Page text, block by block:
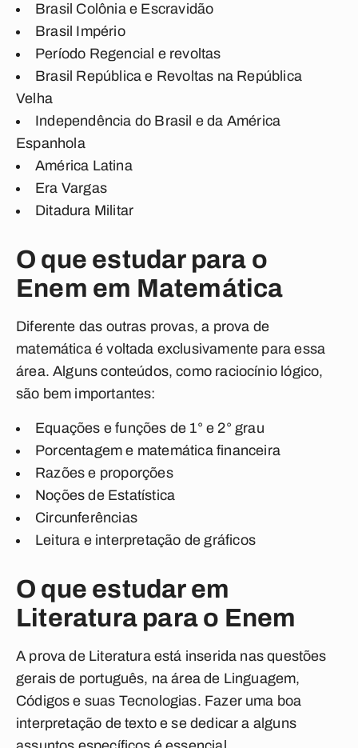
Brasil Colônia e Escravidão
Brasil Império
Período Regencial e revoltas
Brasil República e Revoltas na República
Velha
Independência do Brasil e da América
Espanhola
América Latina
Era Vargas
Ditadura Militar
O que estudar para o
Enem em Matemática
Diferente das outras provas, a prova de
matemática é voltada exclusivamente para essa
área. Alguns conteúdos, como raciocínio lógico,
são bem importantes:
Equações e funções de 1° e 2° grau
Porcentagem e matemática financeira
Razões e proporções
Noções de Estatística
Circunferências
Leitura e interpretação de gráficos
O que estudar em
Literatura para o Enem
A prova de Literatura está inserida nas questões
gerais de português, na área de Linguagem,
Códigos e suas Tecnologias. Fazer uma boa
interpretação de texto e se dedicar a alguns